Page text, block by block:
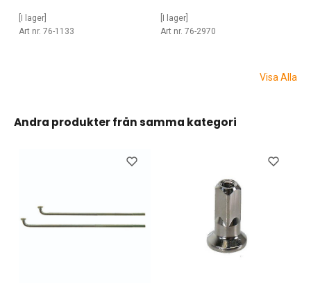
[I lager]
Art nr. 76-1133
[I lager]
Art nr. 76-2970
Visa Alla
Andra produkter från samma kategori